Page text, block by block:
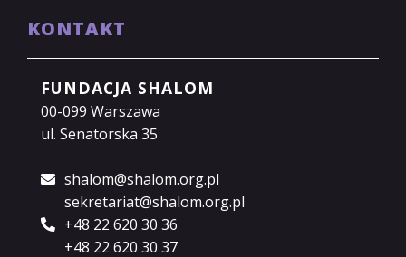
KONTAKT
FUNDACJA SHALOM
00-099 Warszawa
ul. Senatorska 35
shalom@shalom.org.pl
sekretariat@shalom.org.pl
+48 22 620 30 36
+48 22 620 30 37